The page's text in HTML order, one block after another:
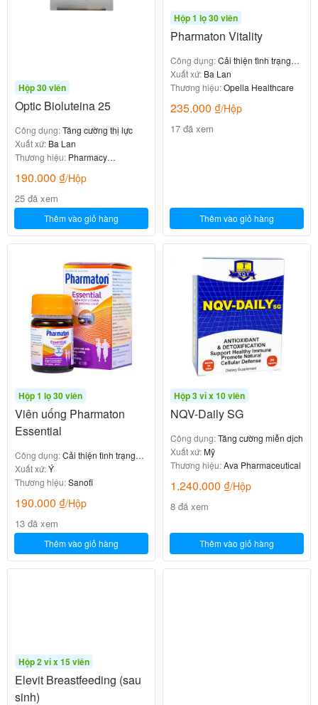
Hộp 30 viên
Optic Bioluteina 25
Công dụng:Tăng cường thị lực
Xuất xứ: Ba Lan
Thương hiệu: Pharmacy
190.000 ₫/Hộp
25 đã xem
Thêm vào giỏ hàng
Hộp 1 lọ 30 viên
Pharmaton Vitality
Công dụng:Cải thiện tình trạng
mệt mỏi, căng thẳng
Xuất xứ: Ba Lan
Thương hiệu:Opella Healthcare
235.000 ₫/Hộp
17 đã xem
Thêm vào giỏ hàng
Hộp 1 lọ 30 viên
Viên uống Pharmaton
Essential
Công dụng:Cải thiện tình trạng
mệt mỏi, căng thẳng
Xuất xứ:Ý
Thương hiệu:Sanofi
190.000 ₫/Hộp
13 đã xem
Thêm vào giỏ hàng
Hộp 3 vỉ x 10 viên
NQV-Daily SG
Công dụng:Tăng cường miễn dịch
Xuất xứ:Mỹ
Thương hiệu:Ava Pharmaceutical
1.240.000 ₫/Hộp
8 đã xem
Thêm vào giỏ hàng
Hộp 2 vỉ x 15 viên
Elevit Breastfeeding (sau
sinh)